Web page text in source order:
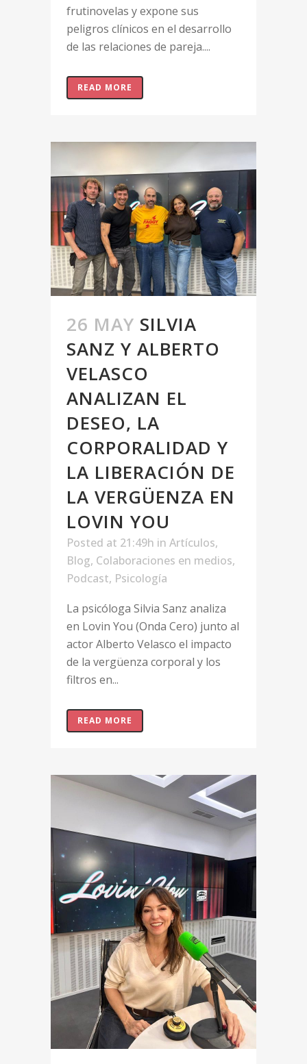
frutinovelas y expone sus
peligros clínicos en el desarrollo
de las relaciones de pareja....
READ MORE
26 MAY SILVIA
SANZ Y ALBERTO
VELASCO
ANALIZAN EL
DESEO, LA
CORPORALIDAD Y
LA LIBERACIÓN DE
LA VERGÜENZA EN
LOVIN YOU
Posted at 21:49h in Artículos,
Blog, Colaboraciones en medios,
Podcast, Psicología
La psicóloga Silvia Sanz analiza
en Lovin You (Onda Cero) junto al
actor Alberto Velasco el impacto
de la vergüenza corporal y los
filtros en...
READ MORE